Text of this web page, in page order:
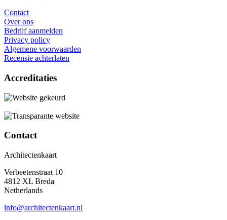
Contact
Over ons
Bedrijf aanmelden
Privacy policy
Algemene voorwaarden
Recensie achterlaten
Accreditaties
Contact
Architectenkaart
Verbeetenstraat 10
4812 XL Breda
Netherlands
info@architectenkaart.nl